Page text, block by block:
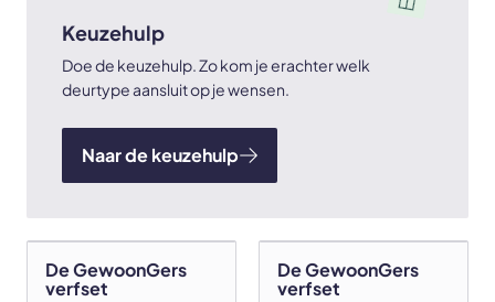
Keuzehulp
Doe de keuzehulp. Zo kom je erachter welk
deurtype aansluit op je wensen.
Naar de keuzehulp
De GewoonGers
verfset
De GewoonGers
verfset